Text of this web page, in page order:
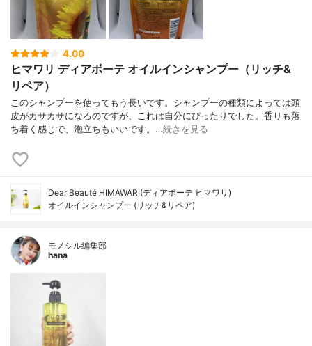
4.00
ヒマワリ ディアボーテ オイルインシャンプー（リッチ&
リペア）
このシャンプーを使ってもう長いです。シャンプーの種類によっては頭
皮がカサカサになるのですが、これは自分にぴったりでした。香りも落
ち着く感じで、泡立ちもいいです。…続きを見る
Dear Beauté HIMAWARI(ディアボーテ ヒマワリ)
オイルインシャンプー (リッチ&リペア)
モノシル編集部
hana